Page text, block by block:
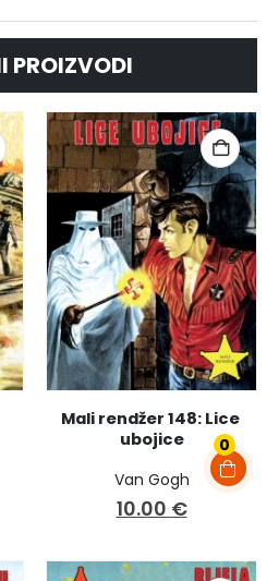
0
PROIZVODI
Mali rendžer 148: Lice
ubojice
Van Gogh
10.00 €